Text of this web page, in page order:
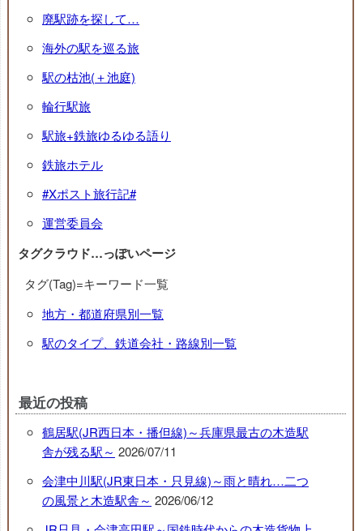
廃駅跡を探して…
海外の駅を巡る旅
駅の枯池(＋池庭)
輪行駅旅
駅旅+鉄旅ゆるゆる語り
鉄旅ホテル
#Xポスト旅行記#
運営委員会
タグクラウド…っぽいページ
タグ(Tag)=キーワード一覧
地方・都道府県別一覧
駅のタイプ、鉄道会社・路線別一覧
最近の投稿
鶴居駅(JR西日本・播但線)～兵庫県最古の木造駅
舎が残る駅～ 2026/07/11
会津中川駅(JR東日本・只見線)～雨と晴れ…二つ
の風景と木造駅舎～ 2026/06/12